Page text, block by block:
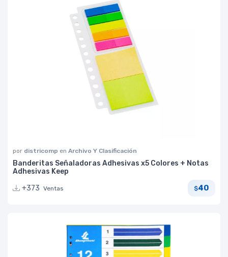
por districomp en Archivo Y Clasificación
Banderitas Señaladoras Adhesivas x5 Colores + Notas
Adhesivas Keep
+373 Ventas $40